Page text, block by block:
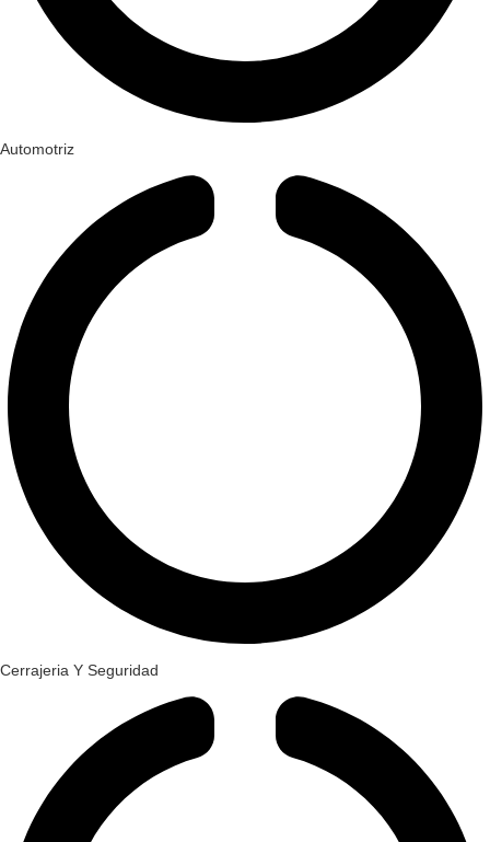
Automotriz
Cerrajeria Y Seguridad